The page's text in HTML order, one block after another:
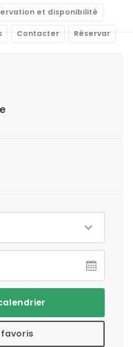
et disponibilité
Contacter Réservar